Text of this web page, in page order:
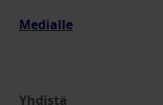
Medialle
Yhdistä